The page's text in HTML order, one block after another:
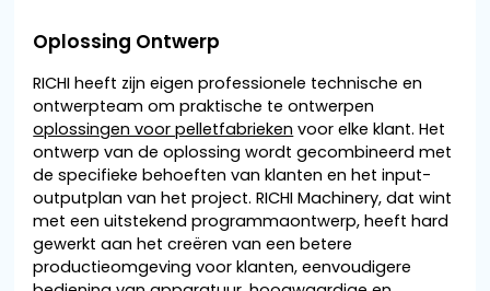
Oplossing Ontwerp
RICHI heeft zijn eigen professionele technische en
ontwerpteam om praktische te ontwerpen
oplossingen voor pelletfabrieken voor elke klant. Het
ontwerp van de oplossing wordt gecombineerd met
de specifieke behoeften van klanten en het input-
outputplan van het project. RICHI Machinery, dat wint
met een uitstekend programmaontwerp, heeft hard
gewerkt aan het creëren van een betere
productieomgeving voor klanten, eenvoudigere